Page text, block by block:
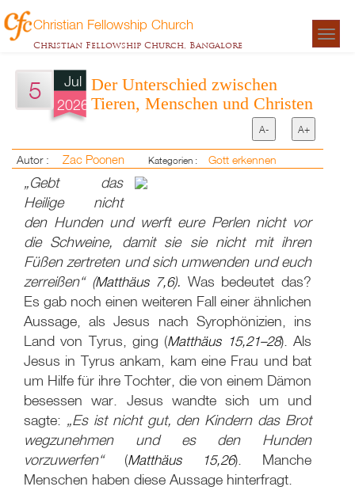
Christian Fellowship Church
Christian Fellowship Church, Bangalore
5
Jul
2026
Der Unterschied zwischen
Tieren, Menschen und Christen
A- A+
Autor : Zac Poonen Kategorien : Gott erkennen
„Gebt das
Heilige nicht
den Hunden und werft eure Perlen nicht vor
die Schweine, damit sie sie nicht mit ihren
Füßen zertreten und sich umwenden und euch
zerreißen“ (Matthäus 7,6). Was bedeutet das?
Es gab noch einen weiteren Fall einer ähnlichen
Aussage, als Jesus nach Syrophönizien, ins
Land von Tyrus, ging (Matthäus 15,21–28). Als
Jesus in Tyrus ankam, kam eine Frau und bat
um Hilfe für ihre Tochter, die von einem Dämon
besessen war. Jesus wandte sich um und
sagte: „Es ist nicht gut, den Kindern das Brot
wegzunehmen und es den Hunden
vorzuwerfen“(Matthäus 15,26). Manche
Menschen haben diese Aussage hinterfragt.